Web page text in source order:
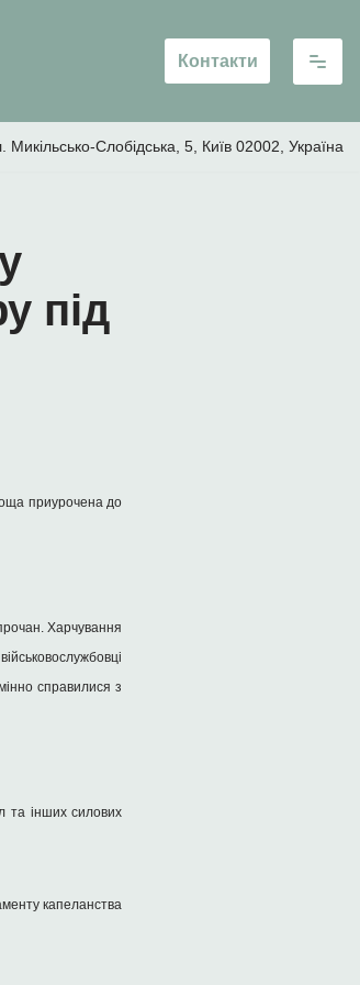
Контакти
Микільсько-Слобідська, 5, Київ 02002, Україна
під
приурочена до
Харчування
справилися з
та інших силових
капеланства